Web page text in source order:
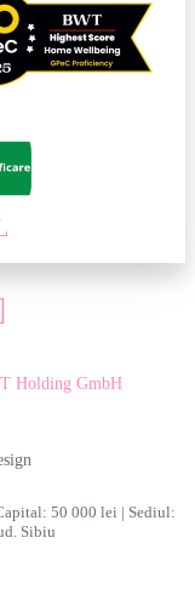
Holding GmbH
50 000 lei | Sediul:
Sibiu